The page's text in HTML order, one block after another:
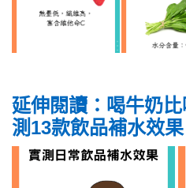
延伸閱讀：喝牛奶
測13款飲品補水效果